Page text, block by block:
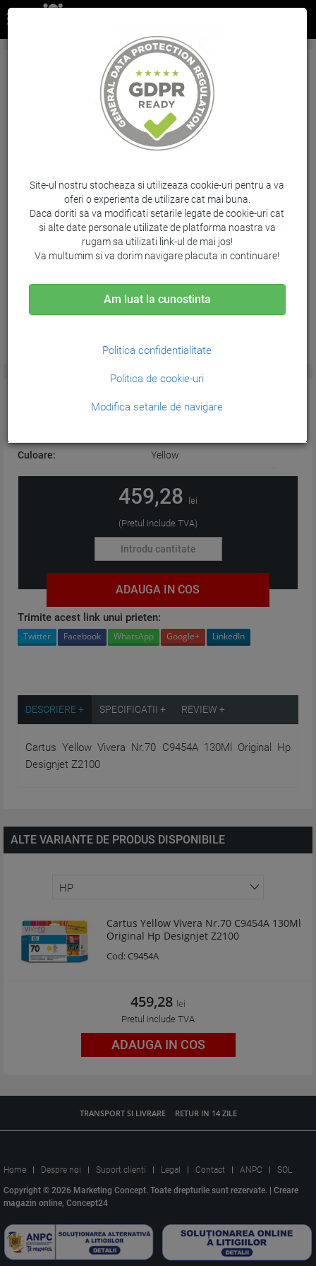
Cartus Yellow Vivera Nr.70 C9454A 130Ml
Original Hp Designjet Z2100
Brand: HP / Cod: C9454A
CARACTERISTICI GENERALE:
Culoare: Yellow
459,28 lei
(Pretul include TVA)
ADAUGA IN COS
Trimite acest link unui prieten:
Twitter Facebook WhatsApp Google+ LinkedIn
DESCRIERE + SPECIFICATII + REVIEW +
Cartus Yellow Vivera Nr.70 C9454A 130Ml Original Hp
Designjet Z2100
ALTE VARIANTE DE PRODUS DISPONIBILE
Cartus Yellow Vivera Nr.70 C9454A 130Ml
Original Hp Designjet Z2100
Cod:C9454A
459,28 lei
Pretul include TVA
ADAUGA IN COS
TRANSPORT SI LIVRARE RETUR IN 14 ZILE
Home Despre noi Suport clienti Legal Contact ANPC SOL
Copyright © 2026 Marketing Concept. Toate drepturile sunt rezervate. | Creare
magazin online, Concept24
Site-ul nostru stocheaza si utilizeaza cookie-uri pentru a va
oferi o experienta de utilizare cat mai buna.
Daca doriti sa va modificati setarile legate de cookie-uri cat
si alte date personale utilizate de platforma noastra va
rugam sa utilizati link-ul de mai jos!
Va multumim si va dorim navigare placuta in continuare!
Am luat la cunostinta
Politica confidentialitate
Politica de cookie-uri
Modifica setarile de navigare